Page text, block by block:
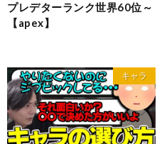
プレデターランク世界60位～
【apex】
キャラ